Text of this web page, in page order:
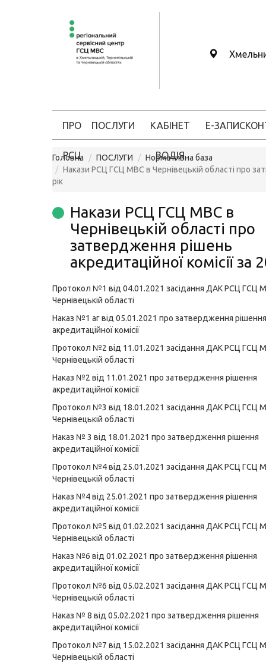
ПРО
РСЦ
ПОСЛУГИ КАБІНЕТ
ВОДІЯ
Е-ЗАПИС
Головна ПОСЛУГИ
Нормативна база
Накази РСЦ ГСЦ МВС в Чернівецькій області про
рік
Накази РСЦ ГСЦ МВС в
Чернівецькій області про
затвердження рішень
акредитаційної комісії за
Протокол №1 від 04.01.2021 засідання ДАК РСЦ ГСЦ
Чернівецькій області
Наказ №1 аг від 05.01.2021 про затвердження рішення
акредитаційної комісії
Протокол №2 від 11.01.2021 засідання ДАК РСЦ ГСЦ
Чернівецькій області
Наказ №2 від 11.01.2021 про затвердження рішення
акредитаційної комісії
Протокол №3 від 18.01.2021 засідання ДАК РСЦ ГСЦ
Чернівецькій області
Наказ № 3 від 18.01.2021 про затвердження рішення
акредитаційної комісії
Протокол №4 від 25.01.2021 засідання ДАК РСЦ ГСЦ
Чернівецькій області
Наказ №4 від 25.01.2021 про затвердження рішення
акредитаційної комісії
Протокол №5 від 01.02.2021 засідання ДАК РСЦ ГСЦ
Чернівецькій області
Наказ №6 від 01.02.2021 про затвердження рішення
акредитаційної комісії
Протокол №6 від 05.02.2021 засідання ДАК РСЦ ГСЦ
Чернівецькій області
Наказ № 8 від 05.02.2021 про затвердження рішення
акредитаційної комісії
Протокол №7 від 15.02.2021 засідання ДАК РСЦ ГСЦ
Чернівецькій області